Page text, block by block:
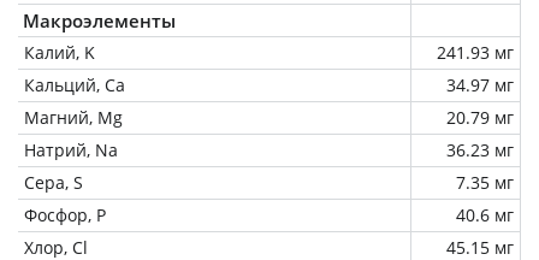
Макроэлементы
Калий, K
241.93 мг
Кальций, Ca
34.97 мг
Магний, Mg
20.79 мг
Натрий, Na
36.23 мг
Сера, S
7.35 мг
Фосфор, P
40.6 мг
Хлор, Cl
45.15 мг